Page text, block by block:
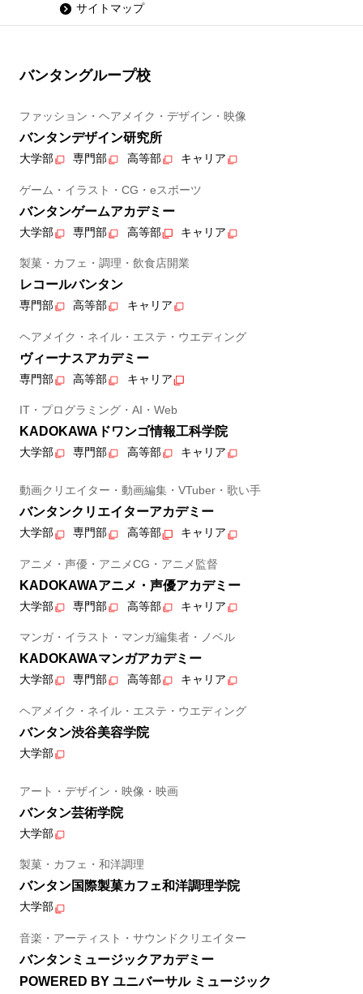
サイトマップ
バンタングループ校
ファッション・ヘアメイク・デザイン・映像
バンタンデザイン研究所
大学部 専門部 高等部 キャリア
ゲーム・イラスト・CG・eスポーツ
バンタンゲームアカデミー
大学部 専門部 高等部 キャリア
製菓・カフェ・調理・飲食店開業
レコールバンタン
専門部 高等部 キャリア
ヘアメイク・ネイル・エステ・ウエディング
ヴィーナスアカデミー
専門部 高等部 キャリア
IT・プログラミング・AI・Web
KADOKAWAドワンゴ情報工科学院
大学部 専門部 高等部 キャリア
動画クリエイター・動画編集・VTuber・歌い手
バンタンクリエイターアカデミー
大学部 専門部 高等部 キャリア
アニメ・声優・アニメCG・アニメ監督
KADOKAWAアニメ・声優アカデミー
大学部 専門部 高等部 キャリア
マンガ・イラスト・マンガ編集者・ノベル
KADOKAWAマンガアカデミー
大学部 専門部 高等部 キャリア
ヘアメイク・ネイル・エステ・ウエディング
バンタン渋谷美容学院
大学部
アート・デザイン・映像・映画
バンタン芸術学院
大学部
製菓・カフェ・和洋調理
バンタン国際製菓カフェ和洋調理学院
大学部
音楽・アーティスト・サウンドクリエイター
バンタンミュージックアカデミー
POWERED BY ユニバーサル ミュージック